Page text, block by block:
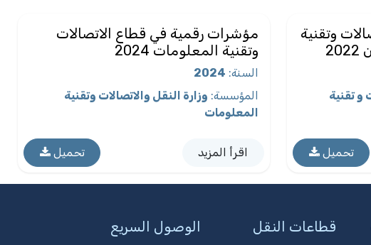
وتقنية
و تقنية
تحميل
مؤشرات رقمية في قطاع الاتصالات
وتقنية المعلومات 2024
السنة:
2024
المؤسسة: وزارة النقل والاتصالات وتقنية
المعلومات
اقرأ المزيد تحميل
قطاعات النقل الوصول السريع